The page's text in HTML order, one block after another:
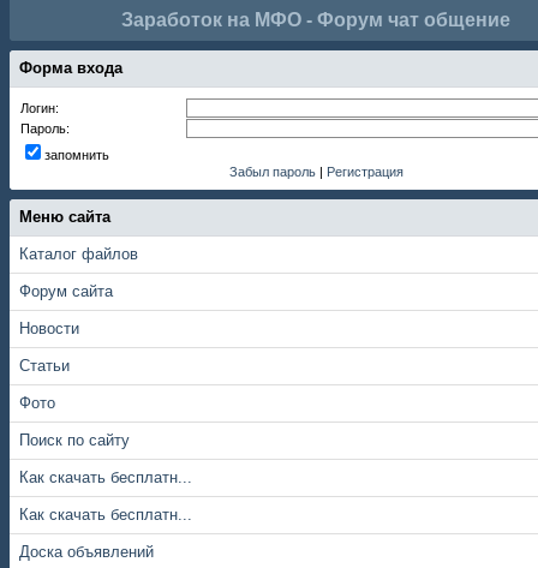
Заработок на МФО - Форум чат общение
Форма входа
Логин:
Пароль:
запомнить
Забыл пароль | Регистрация
Меню сайта
Каталог файлов
Форум сайта
Новости
Статьи
Фото
Поиск по сайту
Как скачать бесплатн...
Как скачать бесплатн...
Доска объявлений